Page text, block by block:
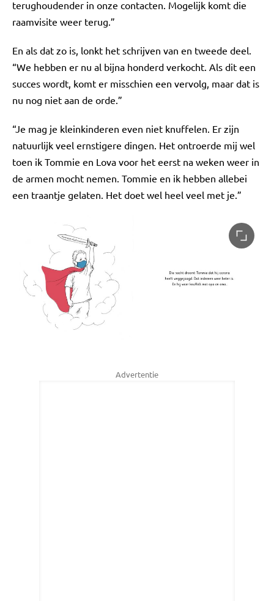
terughoudender in onze contacten. Mogelijk komt die
raamvisite weer terug.”
En als dat zo is, lonkt het schrijven van en tweede deel.
“We hebben er nu al bijna honderd verkocht. Als dit een
succes wordt, komt er misschien een vervolg, maar dat is
nu nog niet aan de orde.”
“Je mag je kleinkinderen even niet knuffelen. Er zijn
natuurlijk veel ernstigere dingen. Het ontroerde mij wel
toen ik Tommie en Lova voor het eerst na weken weer in
de armen mocht nemen. Tommie en ik hebben allebei
een traantje gelaten. Het doet wel heel veel met je.”
Advertentie